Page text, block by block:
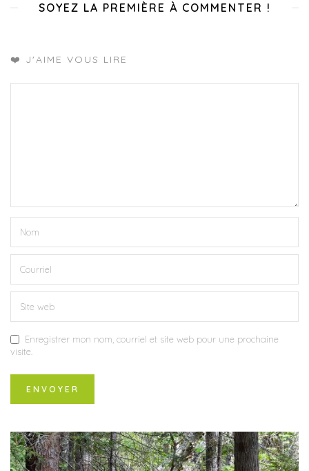
SOYEZ LA PREMIÈRE À COMMENTER !
❤️ J'AIME VOUS LIRE
Enregistrer mon nom, courriel et site web pour une prochaine
visite.